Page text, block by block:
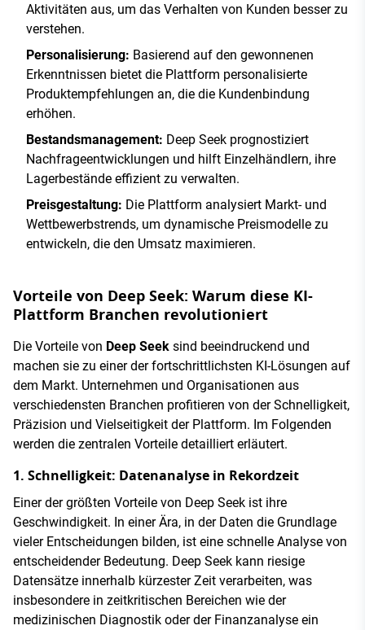
Aktivitäten aus, um das Verhalten von Kunden besser zu
verstehen.
Personalisierung: Basierend auf den gewonnenen
Erkenntnissen bietet die Plattform personalisierte
Produktempfehlungen an, die die Kundenbindung
erhöhen.
Bestandsmanagement: Deep Seek prognostiziert
Nachfrageentwicklungen und hilft Einzelhändlern, ihre
Lagerbestände effizient zu verwalten.
Preisgestaltung: Die Plattform analysiert Markt- und
Wettbewerbstrends, um dynamische Preismodelle zu
entwickeln, die den Umsatz maximieren.
Vorteile von Deep Seek: Warum diese KI-
Plattform Branchen revolutioniert
Die Vorteile von Deep Seek sind beeindruckend und
machen sie zu einer der fortschrittlichsten KI-Lösungen auf
dem Markt. Unternehmen und Organisationen aus
verschiedensten Branchen profitieren von der Schnelligkeit,
Präzision und Vielseitigkeit der Plattform. Im Folgenden
werden die zentralen Vorteile detailliert erläutert.
1. Schnelligkeit: Datenanalyse in Rekordzeit
Einer der größten Vorteile von Deep Seek ist ihre
Geschwindigkeit. In einer Ära, in der Daten die Grundlage
vieler Entscheidungen bilden, ist eine schnelle Analyse von
entscheidender Bedeutung. Deep Seek kann riesige
Datensätze innerhalb kürzester Zeit verarbeiten, was
insbesondere in zeitkritischen Bereichen wie der
medizinischen Diagnostik oder der Finanzanalyse ein